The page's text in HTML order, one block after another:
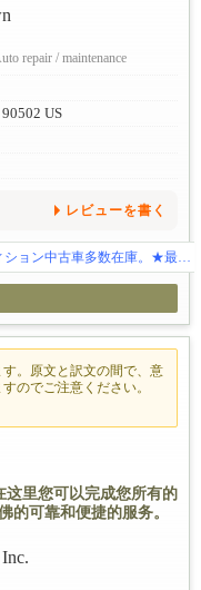
repair / maintenance
90502 US
レビューを書く
情報はこちらから https://www.instagram.com/abautotown/
。原文と訳文の間で、意
のでご注意ください。
这里您可以完成您所有的
可靠和便捷的服务。